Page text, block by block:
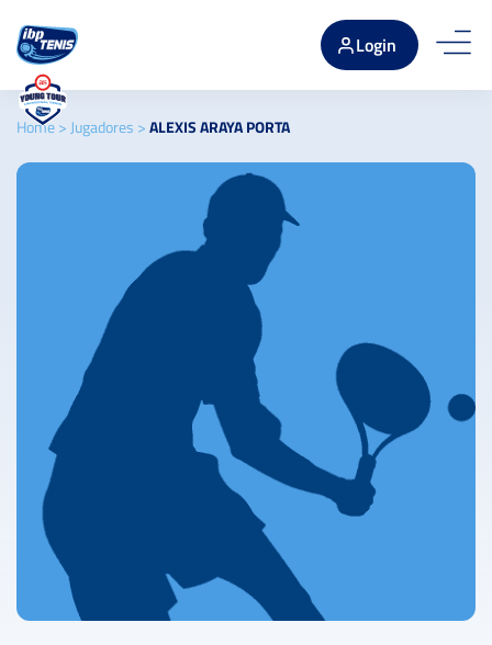
Login
Home> Jugadores >ALEXIS ARAYA PORTA